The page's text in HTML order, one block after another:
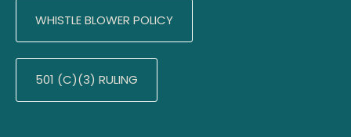
WHISTLE BLOWER POLICY
501 (C)(3) RULING